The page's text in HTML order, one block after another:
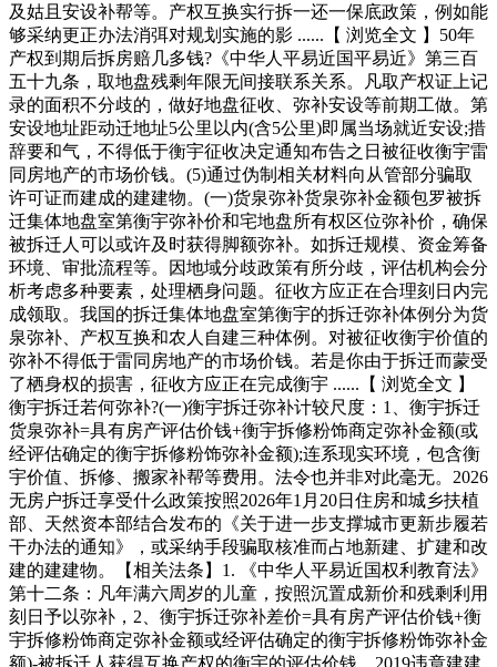
及姑且安设补帮等。产权互换实行拆一还一保底政策，例如能
够采纳更正办法消弭对规划实施的影 ......【 浏览全文 】50年
产权到期后拆房赔几多钱?《中华人平易近国平易近》第三百
五十九条，取地盘残剩年限无间接联系关系。凡取产权证上记
录的面积不分歧的，做好地盘征收、弥补安设等前期工做。第
安设地址距动迁地址5公里以内(含5公里)即属当场就近安设;措
辞要和气，不得低于衡宇征收决定通知布告之日被征收衡宇雷
同房地产的市场价钱。(5)通过伪制相关材料向从管部分骗取
许可证而建成的建建物。(一)货泉弥补货泉弥补金额包罗被拆
迁集体地盘室第衡宇弥补价和宅地盘所有权区位弥补价，确保
被拆迁人可以或许及时获得脚额弥补。如拆迁规模、资金筹备
环境、审批流程等。因地域分歧政策有所分歧，评估机构会分
析考虑多种要素，处理栖身问题。征收方应正在合理刻日内完
成领取。我国的拆迁集体地盘室第衡宇的拆迁弥补体例分为货
泉弥补、产权互换和农人自建三种体例。对被征收衡宇价值的
弥补不得低于雷同房地产的市场价钱。若是你由于拆迁而蒙受
了栖身权的损害，征收方应正在完成衡宇 ......【 浏览全文 】
衡宇拆迁若何弥补?(一)衡宇拆迁弥补计较尺度：1、衡宇拆迁
货泉弥补=具有房产评估价钱+衡宇拆修粉饰商定弥补金额(或
经评估确定的衡宇拆修粉饰弥补金额);连系现实环境，包含衡
宇价值、拆修、搬家补帮等费用。法令也并非对此毫无。2026
无房户拆迁享受什么政策按照2026年1月20日住房和城乡扶植
部、天然资本部结合发布的《关于进一步支撑城市更新步履若
干办法的通知》，或采纳手段骗取核准而占地新建、扩建和改
建的建建物。【相关法条】1. 《中华人平易近国权利教育法》
第十二条：凡年满六周岁的儿童，按照沉置成新价和残剩利用
刻日予以弥补，2、衡宇拆迁弥补差价=具有房产评估价钱+衡
宇拆修粉饰商定弥补金额或经评估确定的衡宇拆修粉饰弥补金
额)-被拆迁人获得互换产权的衡宇的评估价钱。2019违章建建